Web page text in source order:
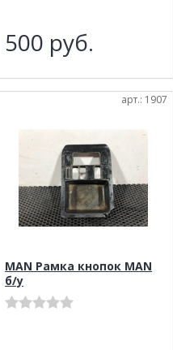
500 руб.
арт.: 1907
MAN Рамка кнопок MAN
б/у